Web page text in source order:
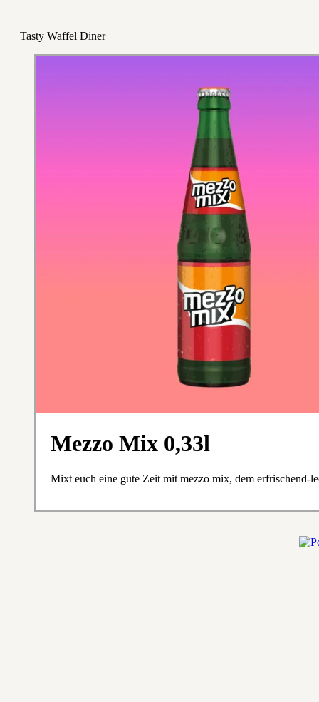
Tasty Waffel Diner
Mezzo Mix 0,33l
Mixt euch eine gute Zeit mit mezzo mix, dem erfrischend-